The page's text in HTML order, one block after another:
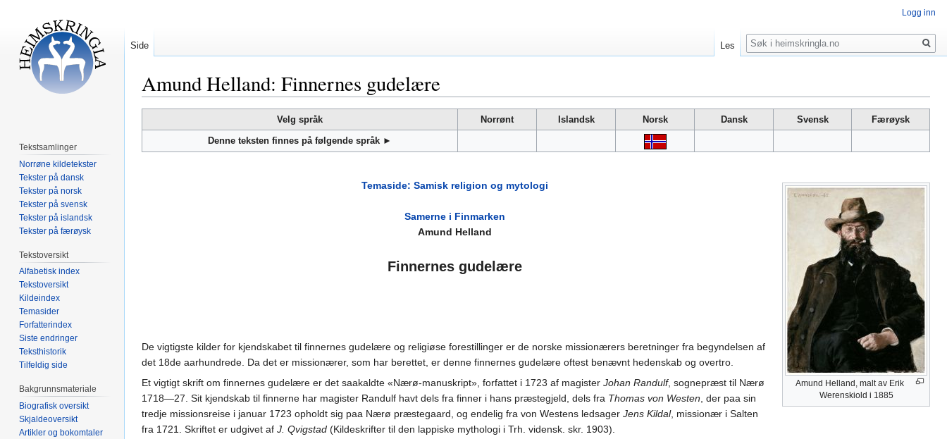
Amund Helland: Finnernes gudelære
til
til
Velg språk Norrønt Islandsk Norsk Dansk Svensk
Færøysk
Denne teksten finnes på følgende språk ►
Amund Helland, malt av Erik
Werenskiold i 1885
Temaside: Samisk religion og mytologi
Samerne i Finmarken
Amund Helland
Finnernes gudelære
De vigtigste kilder for kjendskabet til finnernes gudelære og religiøse forestillinger er de norske missionærers beretninger fra begyndelsen af
det 18de aarhundrede. Da det er missionærer, som har berettet, er denne finnernes gudelære oftest benævnt hedenskab og overtro.
Et vigtigt skrift om finnernes gudelære er det saakaldte «Nærø-manuskript», forfattet i 1723 af magister Johan Randulf, sognepræst til Nærø
1718—27. Sit kjendskab til finnerne har magister Randulf havt dels fra finner i hans præstegjeld, dels fra Thomas von Westen, der paa sin
tredje missionsreise i januar 1723 opholdt sig paa Nærø præstegaard, og endelig fra von Westens ledsager Jens Kildal, missionær i Salten
fra 1721. Skriftet er udgivet af J. Qvigstad (Kildeskrifter til den lappiske mythologi i Trh. vidensk. skr. 1903).
Logg inn
Side Les
Søk
Tekstsamlinger
Norrøne kildetekster
Tekster på dansk
Tekster på norsk
Tekster på svensk
Tekster på islandsk
Tekster på færøysk
Tekstoversikt
Alfabetisk index
Tekstoversikt
Kildeindex
Temasider
Forfatterindex
Siste endringer
Teksthistorik
Tilfeldig side
Bakgrunnsmateriale
Biografisk oversikt
Skjaldeoversikt
Artikler og bokomtaler